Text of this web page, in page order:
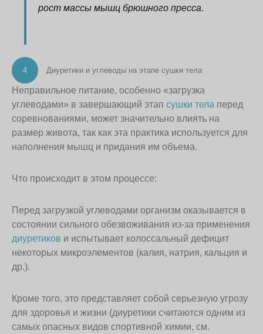
рост массы мышц брюшного пресса.
4 Диуретики и углеводы на этапе сушки тела
Неправильное питание, особенно «загрузка
углеводами» в завершающий этап сушки тела перед
соревнованиями, может значительно влиять на
размер живота, так как эта практика используется для
наполнения мышц и придания им объема.
Что происходит в этом процессе:
Перед загрузкой углеводами организм оказывается в
состоянии сильного обезвоживания из-за применения
диуретиков и испытывает колоссальный дефицит
некоторых микроэлементов (калия, натрия, кальция и
др.).
Кроме того, это представляет собой серьезную угрозу
для здоровья и жизни (диуретики считаются одним из
самых опасных видов спортивной химии, см.